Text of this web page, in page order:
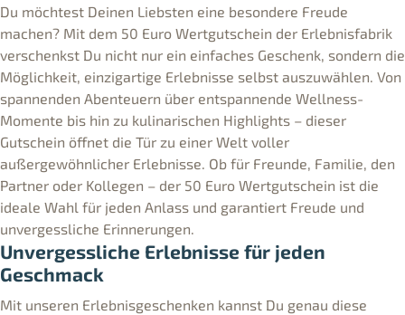
Du möchtest Deinen Liebsten eine besondere Freude
machen? Mit dem 50 Euro Wertgutschein der Erlebnisfabrik
verschenkst Du nicht nur ein einfaches Geschenk, sondern die
Möglichkeit, einzigartige Erlebnisse selbst auszuwählen. Von
spannenden Abenteuern über entspannende Wellness-
Momente bis hin zu kulinarischen Highlights – dieser
Gutschein öffnet die Tür zu einer Welt voller
außergewöhnlicher Erlebnisse. Ob für Freunde, Familie, den
Partner oder Kollegen – der 50 Euro Wertgutschein ist die
ideale Wahl für jeden Anlass und garantiert Freude und
unvergessliche Erinnerungen.
Unvergessliche Erlebnisse für jeden
Geschmack
Mit unseren Erlebnisgeschenken kannst Du genau diese